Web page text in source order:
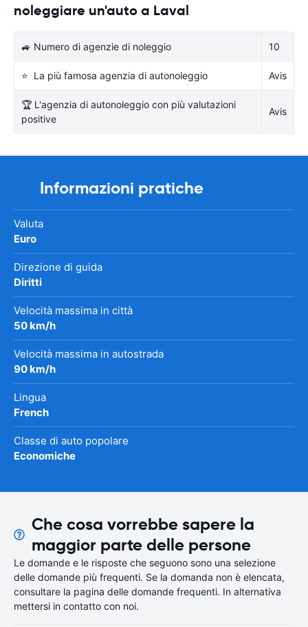
noleggiare un'auto a Laval
🚙 Numero di agenzie di noleggio 10
⭐ La più famosa agenzia di autonoleggio Avis
🏆 L'agenzia di autonoleggio con più valutazioni
positive
Avis
Informazioni pratiche
Valuta
Euro
Direzione di guida
Diritti
Velocità massima in città
50 km/h
Velocità massima in autostrada
90 km/h
Lingua
French
Classe di auto popolare
Economiche
Che cosa vorrebbe sapere la
maggior parte delle persone
Le domande e le risposte che seguono sono una selezione
delle domande più frequenti. Se la domanda non è elencata,
consultare la pagina delle domande frequenti. In alternativa
mettersi in contatto con noi.